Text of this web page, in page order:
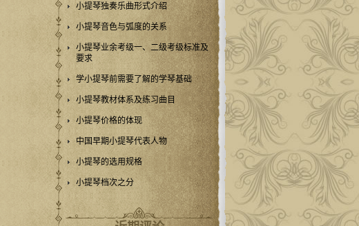
小提琴独奏乐曲形式介绍
小提琴音色与弧度的关系
小提琴业余考级一、二级考级标准及
要求
学小提琴前需要了解的学琴基础
小提琴教材体系及练习曲目
小提琴价格的体现
中国早期小提琴代表人物
小提琴的选用规格
小提琴档次之分